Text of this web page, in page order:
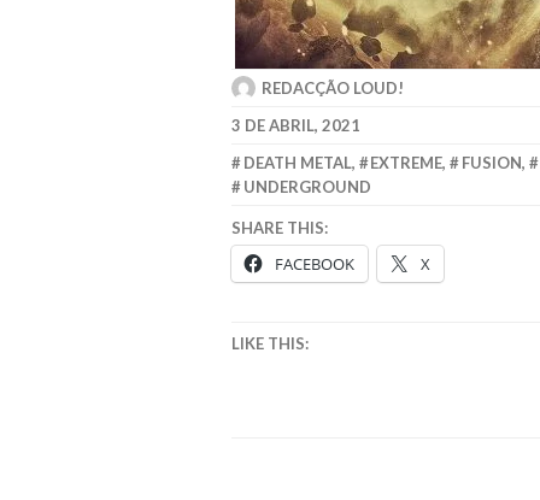
REDACÇÃO LOUD!
3 DE ABRIL, 2021
DEATH METAL, EXTREME, FUSION,
UNDERGROUND
SHARE THIS:
FACEBOOK X
LIKE THIS: